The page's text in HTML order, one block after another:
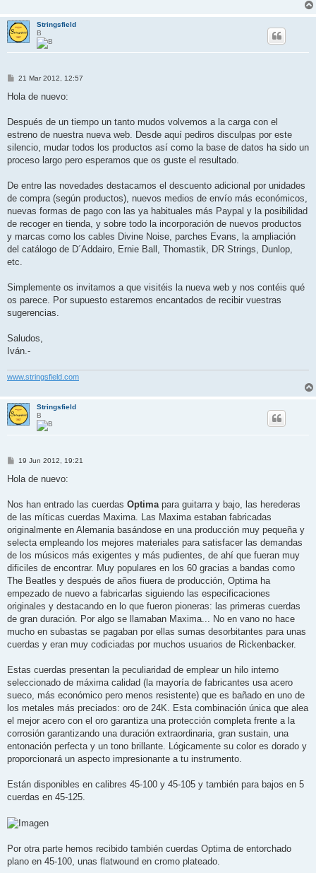
Stringsfield
B
M
n
j
21 Mar 2012, 12:57
Hola de nuevo:
Después de un tiempo un tanto mudos volvemos a la carga con el
estreno de nuestra nueva web. Desde aquí pediros disculpas por este
silencio, mudar todos los productos así como la base de datos ha sido un
proceso largo pero esperamos que os guste el resultado.
De entre las novedades destacamos el descuento adicional por unidades
de compra (según productos), nuevos medios de envío más económicos,
nuevas formas de pago con las ya habituales más Paypal y la posibilidad
de recoger en tienda, y sobre todo la incorporación de nuevos productos
y marcas como los cables Divine Noise, parches Evans, la ampliación
del catálogo de D´Addairo, Ernie Ball, Thomastik, DR Strings, Dunlop,
etc.
Simplemente os invitamos a que visitéis la nueva web y nos contéis qué
os parece. Por supuesto estaremos encantados de recibir vuestras
sugerencias.
Saludos,
Iván.-
www.stringsfield.com
Stringsfield
B
M
n
j
19 Jun 2012, 19:21
Hola de nuevo:
Nos han entrado las cuerdas Optima para guitarra y bajo, las herederas
de las míticas cuerdas Maxima. Las Maxima estaban fabricadas
originalmente en Alemania basándose en una producción muy pequeña y
selecta empleando los mejores materiales para satisfacer las demandas
de los músicos más exigentes y más pudientes, de ahí que fueran muy
dificiles de encontrar. Muy populares en los 60 gracias a bandas como
The Beatles y después de años fiuera de producción, Optima ha
empezado de nuevo a fabricarlas siguiendo las especificaciones
originales y destacando en lo que fueron pioneras: las primeras cuerdas
de gran duración. Por algo se llamaban Maxima... No en vano no hace
mucho en subastas se pagaban por ellas sumas desorbitantes para unas
cuerdas y eran muy codiciadas por muchos usuarios de Rickenbacker.
Estas cuerdas presentan la peculiaridad de emplear un hilo interno
seleccionado de máxima calidad (la mayoría de fabricantes usa acero
sueco, más económico pero menos resistente) que es bañado en uno de
los metales más preciados: oro de 24K. Esta combinación única que alea
el mejor acero con el oro garantiza una protección completa frente a la
corrosión garantizando una duración extraordinaria, gran sustain, una
entonación perfecta y un tono brillante. Lógicamente su color es dorado y
proporcionará un aspecto impresionante a tu instrumento.
Están disponibles en calibres 45-100 y 45-105 y también para bajos en 5
cuerdas en 45-125.
Por otra parte hemos recibido también cuerdas Optima de entorchado
plano en 45-100, unas flatwound en cromo plateado.